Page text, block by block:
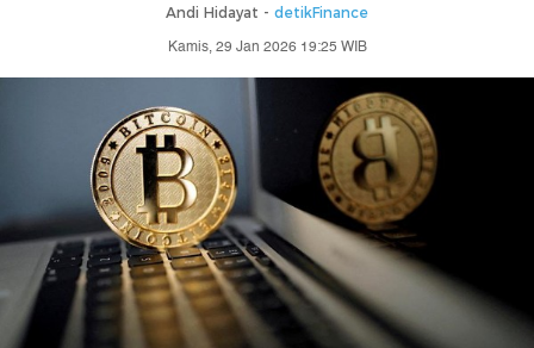
Andi Hidayat - detikFinance
Kamis, 29 Jan 2026 19:25 WIB